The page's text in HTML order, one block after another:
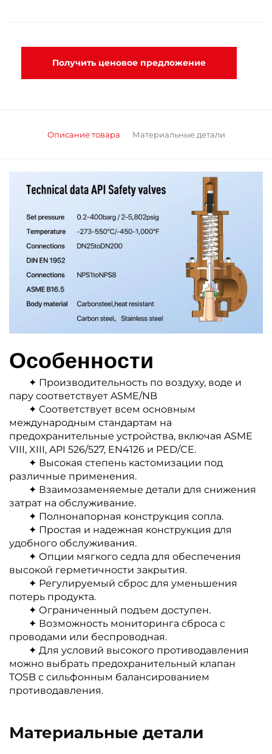
Получить ценовое предложение
Описание товара Материальные детали
Таблица размеров давления по американскому стандарту
Рекомендуемые товары
Особенности
✦ Производительность по воздуху, воде и
пару соответствует ASME/NB
✦ Соответствует всем основным
международным стандартам на
предохранительные устройства, включая ASME
VIII, XIII, API 526/527, EN4126 и PED/CE.
✦ Высокая степень кастомизации под
различные применения.
✦ Взаимозаменяемые детали для снижения
затрат на обслуживание.
✦ Полнонапорная конструкция сопла.
✦ Простая и надежная конструкция для
удобного обслуживания.
✦ Опции мягкого седла для обеспечения
высокой герметичности закрытия.
✦ Регулируемый сброс для уменьшения
потерь продукта.
✦ Ограниченный подъем доступен.
✦ Возможность мониторинга сброса с
проводами или беспроводная.
✦ Для условий высокого противодавления
можно выбрать предохранительный клапан
TOSB с сильфонным балансированием
противодавления.
Материальные детали